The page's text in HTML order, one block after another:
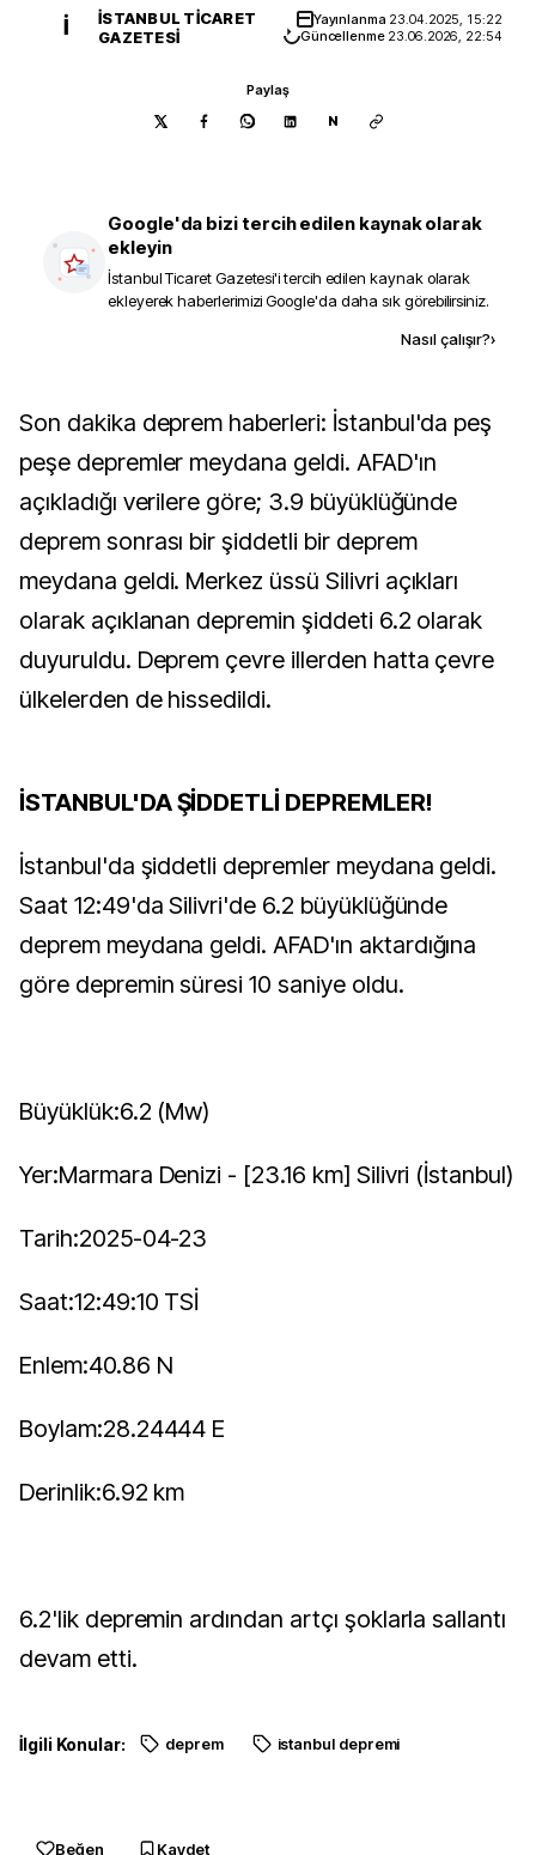
İ
İSTANBUL TICARET
GAZETESI
Yayınlanma 23.04.2025, 15:22
Güncellenme 23.06.2026, 22:54
Paylaş
N
Google'da bizi tercih edilen kaynak olarak
ekleyin
İstanbul Ticaret Gazetesi'i tercih edilen kaynak olarak
ekleyerek haberlerimizi Google'da daha sık görebilirsiniz.
Nasıl çalışır?›
Son dakika deprem haberleri: İstanbul'da peş
peşe depremler meydana geldi. AFAD'ın
açıkladığı verilere göre; 3.9 büyüklüğünde
deprem sonrası bir şiddetli bir deprem
meydana geldi. Merkez üssü Silivri açıkları
olarak açıklanan depremin şiddeti 6.2 olarak
duyuruldu. Deprem çevre illerden hatta çevre
ülkelerden de hissedildi.
İSTANBUL'DA ŞİDDETLİ DEPREMLER!
İstanbul'da şiddetli depremler meydana geldi.
Saat 12:49'da Silivri'de 6.2 büyüklüğünde
deprem meydana geldi. AFAD'ın aktardığına
göre depremin süresi 10 saniye oldu.
Büyüklük:6.2 (Mw)
Yer:Marmara Denizi - [23.16 km] Silivri (İstanbul)
Tarih:2025-04-23
Saat:12:49:10 TSİ
Enlem:40.86 N
Boylam:28.24444 E
Derinlik:6.92 km
6.2'lik depremin ardından artçı şoklarla sallantı
devam etti.
İlgili Konular: deprem istanbul depremi
Beğen Kaydet